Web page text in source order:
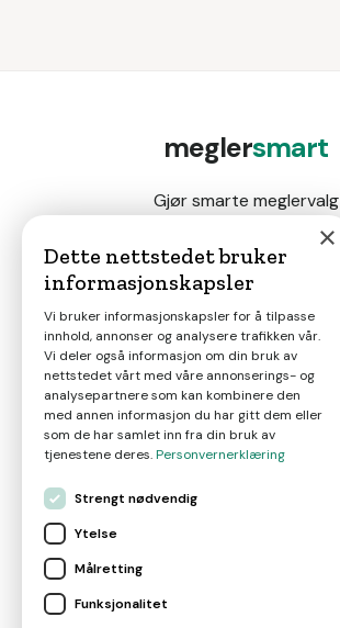
meglersmart
Gjør smarte meglervalg
Magasin
Nyheter
Om oss
×
Dette nettstedet bruker
informasjonskapsler
Vi bruker informasjonskapsler for å tilpasse
innhold, annonser og analysere trafikken vår.
Vi deler også informasjon om din bruk av
nettstedet vårt med våre annonserings- og
analysepartnere som kan kombinere den
med annen informasjon du har gitt dem eller
som de har samlet inn fra din bruk av
tjenestene deres.Personvernerklæring
Strengt nødvendig
Ytelse
Målretting
Funksjonalitet